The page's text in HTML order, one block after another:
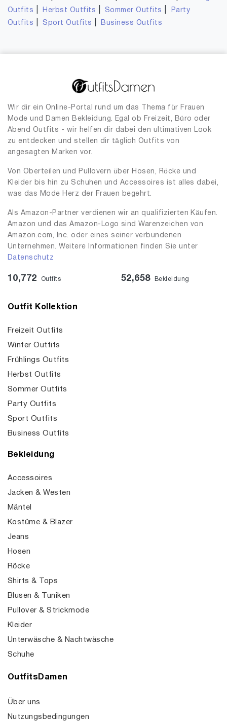
Outfits
Herbst Outfits Sommer Outfits
Party
Outfits
Sport Outfits Business Outfits
Wir dir ein Online-Portal rund um das Thema für Frauen
Mode und Damen Bekleidung. Egal ob Freizeit, Büro oder
Abend Outfits - wir helfen dir dabei den ultimativen Look
zu entdecken und stellen dir täglich Outfits von
angesagten Marken vor.
Von Oberteilen und Pullovern über Hosen, Röcke und
Kleider bis hin zu Schuhen und Accessoires ist alles dabei,
was das Mode Herz der Frauen begehrt.
Als Amazon-Partner verdienen wir an qualifizierten Käufen.
Amazon und das Amazon-Logo sind Warenzeichen von
Amazon.com, Inc. oder eines seiner verbundenen
Unternehmen. Weitere Informationen finden Sie unter
Datenschutz
10,772 Outfits 52,658 Bekleidung
Outfit Kollektion
Freizeit Outfits
Winter Outfits
Frühlings Outfits
Herbst Outfits
Sommer Outfits
Party Outfits
Sport Outfits
Business Outfits
Bekleidung
Accessoires
Jacken & Westen
Mäntel
Kostüme & Blazer
Jeans
Hosen
Röcke
Shirts & Tops
Blusen & Tuniken
Pullover & Strickmode
Kleider
Unterwäsche & Nachtwäsche
Schuhe
OutfitsDamen
Über uns
Nutzungsbedingungen